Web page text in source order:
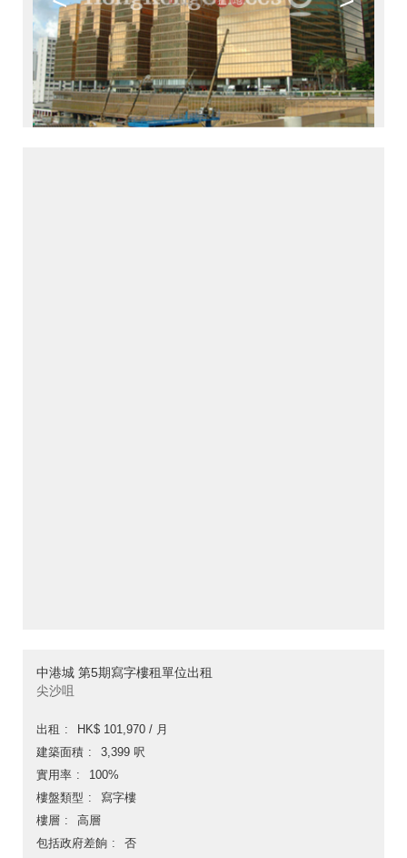
中港城 第5期寫字樓租單位出租
尖沙咀
出租
HK$ 101,970 / 月
建築面積
3,399 呎
實用率
100%
樓盤類型
寫字樓
樓層
高層
包括政府差餉
否